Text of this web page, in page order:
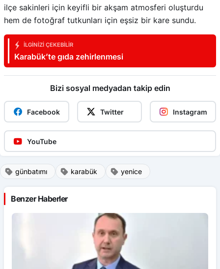
ilçe sakinleri için keyifli bir akşam atmosferi oluşturdu
hem de fotoğraf tutkunları için eşsiz bir kare sundu.
İLGINIZI ÇEKEBILIR
Karabük’te gıda zehirlenmesi
Bizi sosyal medyadan takip edin
Facebook Twitter Instagram
YouTube
günbatımı karabük yenice
Benzer Haberler